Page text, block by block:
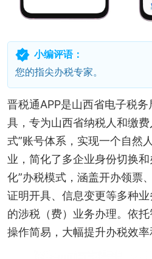
小编评语：
您的指尖办税专家。
晋税通APP是山西省电子税
具，专为山西省纳税人和缴费
式”账号体系，实现一个自然
业，简化了多企业身份切换
化”办税模式，涵盖开办领票
证明开具、信息变更等多种
的涉税（费）业务办理。依托
操作简易，大幅提升办税效率